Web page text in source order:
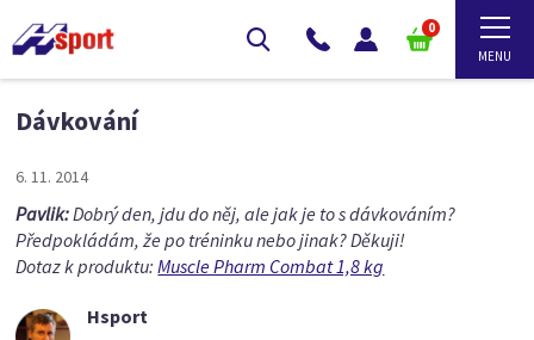
0
Dávkování
6. 11. 2014
Pavlik:Dobrý den, jdu do něj, ale jak je to s dávkováním?
Předpokládám, že po tréninku nebo jinak? Děkuji!
Dotaz k produktu:Muscle Pharm Combat 1,8 kg
Hsport